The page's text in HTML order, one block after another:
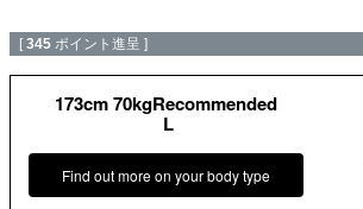
[ 345 ポイント進呈 ]
173cm 70kgRecommended
L
Find out more on your body type